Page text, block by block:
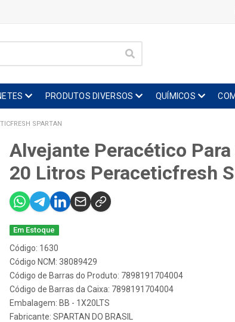
PRODUTOS DIVERSOS QUÍMICOS
SPARTAN
Alvejante Peracético Para
20 Litros Peraceticfresh
Em Estoque
Código: 1630
Código NCM: 38089429
Código de Barras do Produto: 7898191704004
Código de Barras da Caixa: 7898191704004
Embalagem: BB - 1X20LTS
Fabricante: SPARTAN DO BRASIL